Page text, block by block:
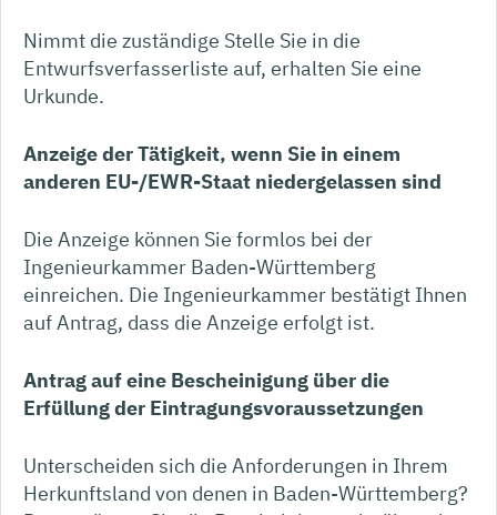
Nimmt die zuständige Stelle Sie in die
Entwurfsverfasserliste auf, erhalten Sie eine
Urkunde.
Anzeige der Tätigkeit, wenn Sie in einem
anderen EU-/EWR-Staat niedergelassen sind
Die Anzeige können Sie formlos bei der
Ingenieurkammer Baden-Württemberg
einreichen. Die Ingenieurkammer bestätigt Ihnen
auf Antrag, dass die Anzeige erfolgt ist.
Antrag auf eine Bescheinigung über die
Erfüllung der Eintragungsvoraussetzungen
Unterscheiden sich die Anforderungen in Ihrem
Herkunftsland von denen in Baden-Württemberg?